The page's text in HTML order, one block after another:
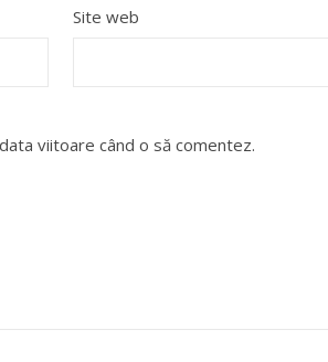
Site web
viitoare când o să comentez.